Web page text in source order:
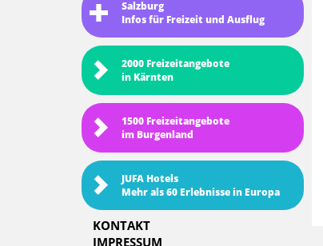
Salzburg
Infos für Freizeit und Ausflug
2000 Freizeitangebote
in Kärnten
1500 Freizeitangebote
im Burgenland
JUFA Hotels
Mehr als 60 Erlebnisse in Europa
KONTAKT
IMPRESSUM